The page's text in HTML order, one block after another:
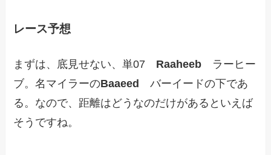
レース予想
まずは、底見せない、単07 Raaheeb ラーヒー
ブ。名マイラーのBaaeed バーイードの下であ
る。なので、距離はどうなのだけがあるといえば
そうですね。